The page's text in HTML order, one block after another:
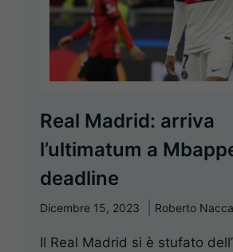
Real Madrid: arriva
l’ultimatum a
deadline
Dicembre 15, 2023 Roberto
Il Real Madrid si è stufato